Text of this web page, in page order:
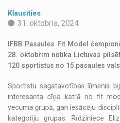
Klausīties
31. oktobris, 2024
IFBB Pasaules Fit Model
28. oktobrim notika Lietuvas
120 sportistus no 15 pasaules
Sportistu sagatavotības līmenis
interesanta cīņa katrā no fit
vecuma grupā, gan iesācēju
kategoriju grupās. Rīdziniece